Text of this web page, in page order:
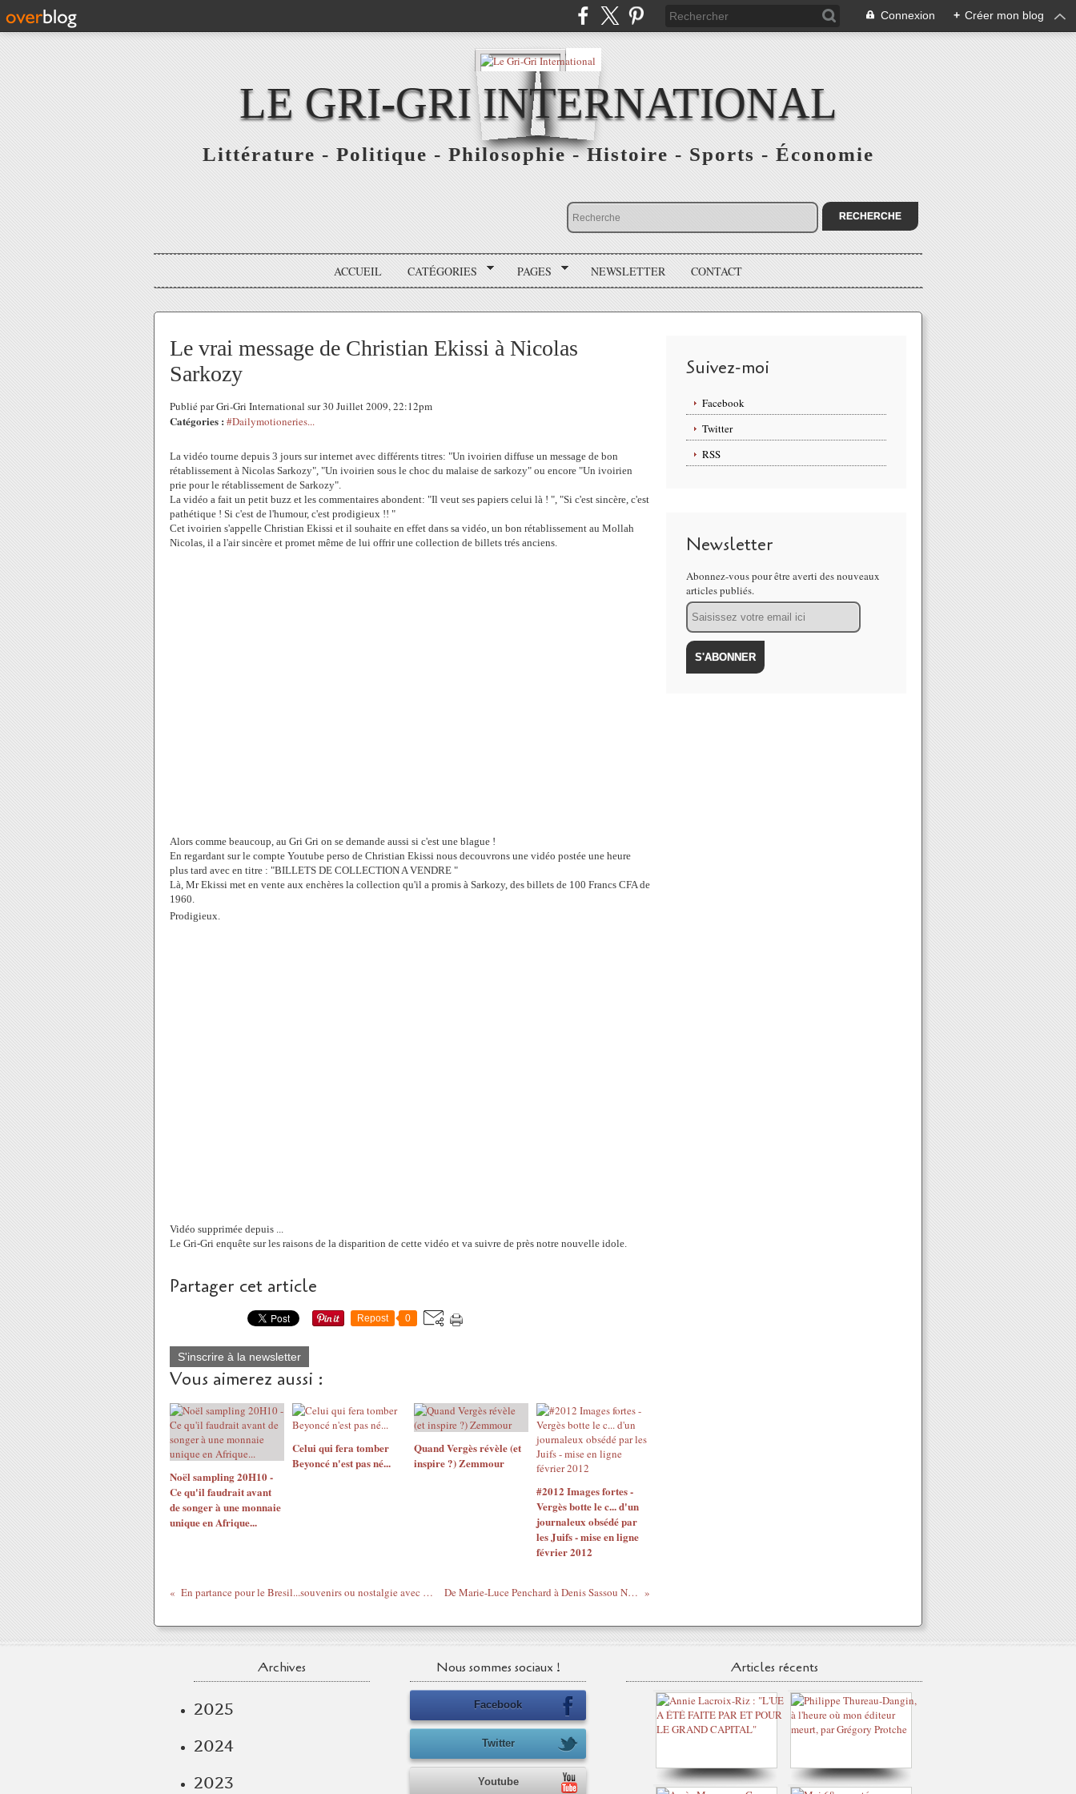
Connexion + Créer mon blog
LE GRI-GRI INTERNATIONAL
Littérature - Politique - Philosophie - Histoire - Sports - Économie
ACCUEIL CATÉGORIES PAGES NEWSLETTER CONTACT
Le vrai message de Christian Ekissi à Nicolas
Sarkozy
Publié par Gri-Gri International sur 30 Juillet 2009, 22:12pm
Catégories : #Dailymotioneries...
La vidéo tourne depuis 3 jours sur internet avec différents titres: "Un ivoirien diffuse un message de bon
rétablissement à Nicolas Sarkozy", "Un ivoirien sous le choc du malaise de sarkozy" ou encore "Un ivoirien
prie pour le rétablissement de Sarkozy".
La vidéo a fait un petit buzz et les commentaires abondent: "Il veut ses papiers celui là ! ", "Si c'est sincère, c'est
pathétique ! Si c'est de l'humour, c'est prodigieux !! "
Cet ivoirien s'appelle Christian Ekissi et il souhaite en effet dans sa vidéo, un bon rétablissement au Mollah
Nicolas, il a l'air sincère et promet même de lui offrir une collection de billets trés anciens.
Alors comme beaucoup, au Gri Gri on se demande aussi si c'est une blague !
En regardant sur le compte Youtube perso de Christian Ekissi nous decouvrons une vidéo postée une heure
plus tard avec en titre : "BILLETS DE COLLECTION A VENDRE "
Là, Mr Ekissi met en vente aux enchères la collection qu'il a promis à Sarkozy, des billets de 100 Francs CFA de
1960.
Prodigieux.
Vidéo supprimée depuis ...
Le Gri-Gri enquête sur les raisons de la disparition de cette vidéo et va suivre de près notre nouvelle idole.
Partager cet article
Repost 0
S'inscrire à la newsletter
Vous aimerez aussi :
Noël sampling 20H10 -
Ce qu'il faudrait avant
de songer à une monnaie
unique en Afrique...
Celui qui fera tomber
Beyoncé n'est pas né...
Quand Vergès révèle (et
inspire ?) Zemmour
#2012 Images fortes -
Vergès botte le c... d'un
journaleux obsédé par
les Juifs - mise en ligne
février 2012
En partance pour le Bresil...souvenirs ou nostalgie avec Voce Me Apareceu - Video Clipe versão Europa De Marie-Luce Penchard à Denis Sassou Nguesso, une certaine idée de la France
Suivez-moi
Facebook
Twitter
RSS
Newsletter
Abonnez-vous pour être averti des nouveaux
articles publiés.
Email
Archives
2025
2024
2023
Nous sommes sociaux !
Facebook
Twitter
Youtube
Articles récents